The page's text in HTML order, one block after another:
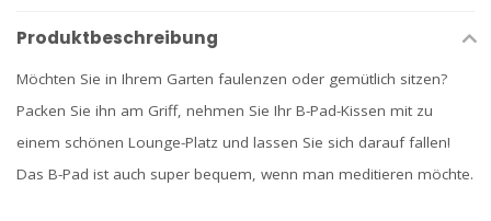
Produktbeschreibung
Möchten Sie in Ihrem Garten faulenzen oder gemütlich sitzen?
Packen Sie ihn am Griff, nehmen Sie Ihr B-Pad-Kissen mit zu
einem schönen Lounge-Platz und lassen Sie sich darauf fallen!
Das B-Pad ist auch super bequem, wenn man meditieren möchte.